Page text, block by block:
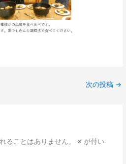
次の投稿 →
ることはありません。 ※ が付い